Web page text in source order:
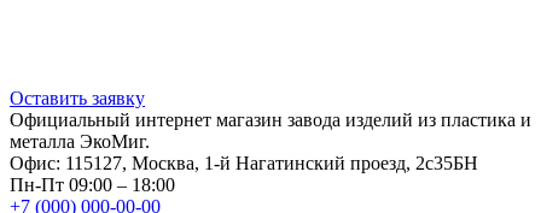
Оставить заявку
Официальный интернет магазин завода изделий из пластика и
металла ЭкоМиг.
Офис: 115127, Москва, 1-й Нагатинский проезд, 2с35БН
Пн-Пт 09:00 – 18:00
+7 (000) 000-00-00